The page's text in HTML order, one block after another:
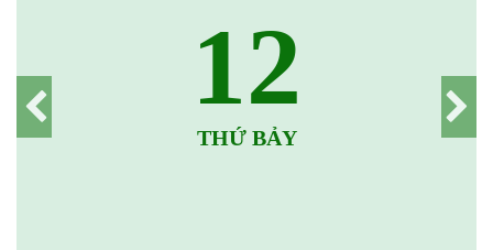
12
THỨ BẢY